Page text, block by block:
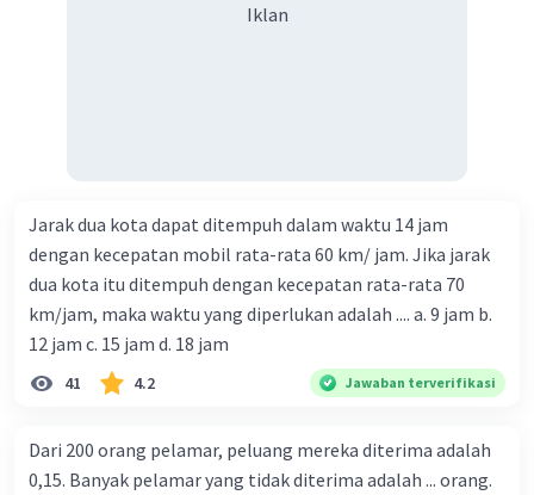
Iklan
Jarak dua kota dapat ditempuh dalam waktu 14 jam
dengan kecepatan mobil rata-rata 60 km/ jam. Jika jarak
dua kota itu ditempuh dengan kecepatan rata-rata 70
km/jam, maka waktu yang diperlukan adalah .... a. 9 jam b.
12 jam c. 15 jam d. 18 jam
41 4.2 Jawaban terverifikasi
Dari 200 orang pelamar, peluang mereka diterima adalah
0,15. Banyak pelamar yang tidak diterima adalah ... orang.